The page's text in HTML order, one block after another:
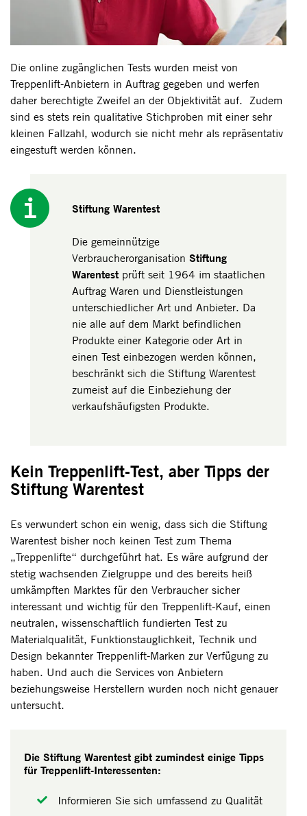
Die online zugänglichen Tests wurden meist von
Treppenlift-Anbietern in Auftrag gegeben und werfen
daher berechtigte Zweifel an der Objektivität auf. Zudem
sind es stets rein qualitative Stichproben mit einer sehr
kleinen Fallzahl, wodurch sie nicht mehr als repräsentativ
eingestuft werden können.
Stiftung Warentest
Die gemeinnützige
Verbraucherorganisation Stiftung
Warentest prüft seit 1964 im staatlichen
Auftrag Waren und Dienstleistungen
unterschiedlicher Art und Anbieter. Da
nie alle auf dem Markt befindlichen
Produkte einer Kategorie oder Art in
einen Test einbezogen werden können,
beschränkt sich die Stiftung Warentest
zumeist auf die Einbeziehung der
verkaufshäufigsten Produkte.
Kein Treppenlift-Test, aber Tipps der
Stiftung Warentest
Es verwundert schon ein wenig, dass sich die Stiftung
Warentest bisher noch keinen Test zum Thema
„Treppenlifte“ durchgeführt hat. Es wäre aufgrund der
stetig wachsenden Zielgruppe und des bereits heiß
umkämpften Marktes für den Verbraucher sicher
interessant und wichtig für den Treppenlift-Kauf, einen
neutralen, wissenschaftlich fundierten Test zu
Materialqualität, Funktionstauglichkeit, Technik und
Design bekannter Treppenlift-Marken zur Verfügung zu
haben. Und auch die Services von Anbietern
beziehungsweise Herstellern wurden noch nicht genauer
untersucht.
Die Stiftung Warentest gibt zumindest einige Tipps
für Treppenlift-Interessenten:
Informieren Sie sich umfassend zu Qualität